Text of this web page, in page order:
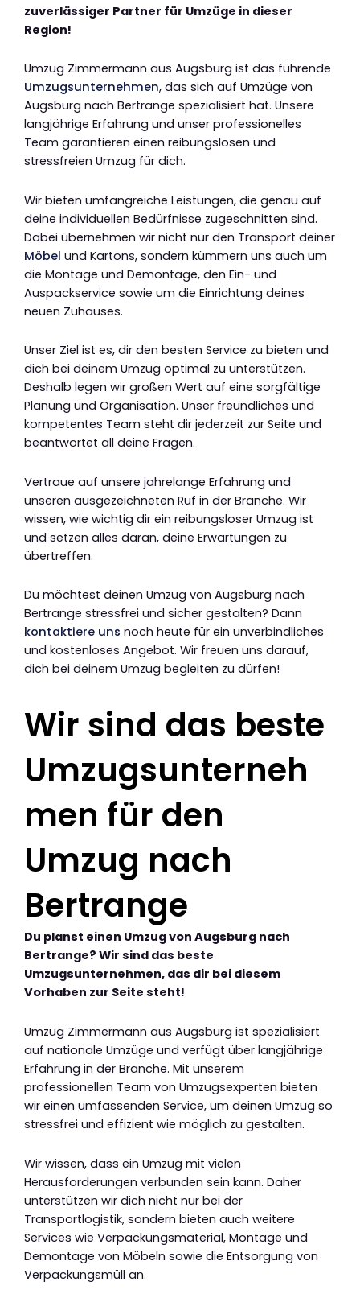
zuverlässiger Partner für Umzüge in dieser
Region!
Umzug Zimmermann aus Augsburg ist das führende
Umzugsunternehmen, das sich auf Umzüge von
Augsburg nach Bertrange spezialisiert hat. Unsere
langjährige Erfahrung und unser professionelles
Team garantieren einen reibungslosen und
stressfreien Umzug für dich.
Wir bieten umfangreiche Leistungen, die genau auf
deine individuellen Bedürfnisse zugeschnitten sind.
Dabei übernehmen wir nicht nur den Transport deiner
Möbel und Kartons, sondern kümmern uns auch um
die Montage und Demontage, den Ein- und
Auspackservice sowie um die Einrichtung deines
neuen Zuhauses.
Unser Ziel ist es, dir den besten Service zu bieten und
dich bei deinem Umzug optimal zu unterstützen.
Deshalb legen wir großen Wert auf eine sorgfältige
Planung und Organisation. Unser freundliches und
kompetentes Team steht dir jederzeit zur Seite und
beantwortet all deine Fragen.
Vertraue auf unsere jahrelange Erfahrung und
unseren ausgezeichneten Ruf in der Branche. Wir
wissen, wie wichtig dir ein reibungsloser Umzug ist
und setzen alles daran, deine Erwartungen zu
übertreffen.
Du möchtest deinen Umzug von Augsburg nach
Bertrange stressfrei und sicher gestalten? Dann
kontaktiere uns noch heute für ein unverbindliches
und kostenloses Angebot. Wir freuen uns darauf,
dich bei deinem Umzug begleiten zu dürfen!
Wir sind das beste
Umzugsunterneh
men für den
Umzug nach
Bertrange
Du planst einen Umzug von Augsburg nach
Bertrange? Wir sind das beste
Umzugsunternehmen, das dir bei diesem
Vorhaben zur Seite steht!
Umzug Zimmermann aus Augsburg ist spezialisiert
auf nationale Umzüge und verfügt über langjährige
Erfahrung in der Branche. Mit unserem
professionellen Team von Umzugsexperten bieten
wir einen umfassenden Service, um deinen Umzug so
stressfrei und effizient wie möglich zu gestalten.
Wir wissen, dass ein Umzug mit vielen
Herausforderungen verbunden sein kann. Daher
unterstützen wir dich nicht nur bei der
Transportlogistik, sondern bieten auch weitere
Services wie Verpackungsmaterial, Montage und
Demontage von Möbeln sowie die Entsorgung von
Verpackungsmüll an.